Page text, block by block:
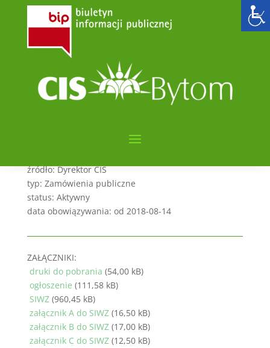
Dostawa żywności –
pakiet III (2018-08-14)
utworzone przezadmin6000| sie 14, 2018|
archiwum
sygnatura: CIS.261.6.5.2018
źródło: Dyrektor CIS
typ: Zamówienia publiczne
status: Aktywny
data obowiązywania: od 2018-08-14
ZAŁĄCZNIKI:
druki do pobrania (54,00 kB)
ogłoszenie (111,58 kB)
SIWZ(960,45 kB)
załącznik A do SIWZ(16,50 kB)
załącznik B do SIWZ(17,00 kB)
załącznik C do SIWZ(12,50 kB)